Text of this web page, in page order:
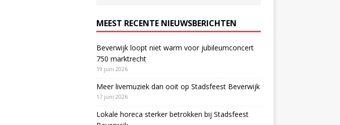
MEEST RECENTE NIEUWSBERICHTEN
Beverwijk loopt niet warm voor jubileumconcert
750 marktrecht
19 juni 2026
Meer livemuziek dan ooit op Stadsfeest Beverwijk
17 juni 2026
Lokale horeca sterker betrokken bij Stadsfeest